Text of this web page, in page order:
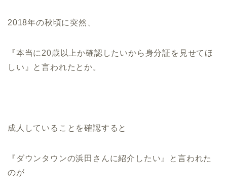
2018年の秋頃に突然、
『本当に20歳以上か確認したいから身分証を見せてほ
しい』と言われたとか。
成人していることを確認すると
『ダウンタウンの浜田さんに紹介したい』と言われた
のが